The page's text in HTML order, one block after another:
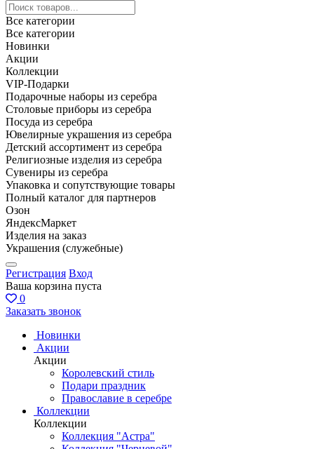
Все категории
Все категории
Новинки
Акции
Коллекции
VIP-Подарки
Подарочные наборы из серебра
Столовые приборы из серебра
Посуда из серебра
Ювелирные украшения из серебра
Детский ассортимент из серебра
Религиозные изделия из серебра
Сувениры из серебра
Упаковка и сопутствующие товары
Полный каталог для партнеров
Озон
ЯндексМаркет
Изделия на заказ
Украшения (служебные)
Регистрация Вход
Ваша корзина пуста
0
Заказать звонок
Новинки
Акции
Акции
Королевский стиль
Подари праздник
Православие в серебре
Коллекции
Коллекции
Коллекция "Астра"